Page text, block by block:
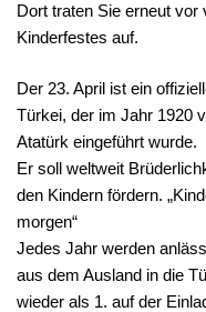
Dort traten Sie erneut
Kinderfestes auf.
Der 23. April ist ein
Türkei, der im Jahr 1920
Atatürk eingeführt wurde.
Er soll weltweit
den Kindern fördern.
morgen“
Jedes Jahr werden
aus dem Ausland in die
wieder als 1. auf der